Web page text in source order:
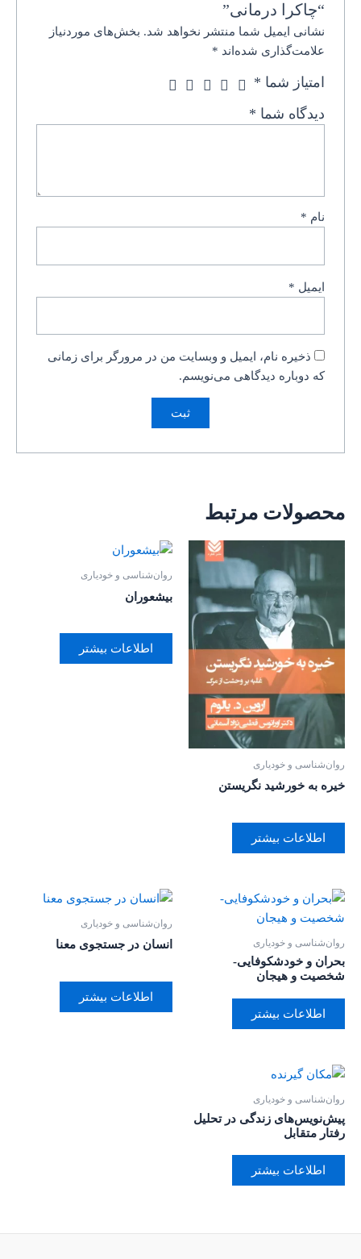
“چاکرا درمانی”
نشانی ایمیل شما منتشر نخواهد شد. بخش‌های موردنیاز
علامت‌گذاری شده‌اند *
امتیاز شما *
دیدگاه شما *
نام *
ایمیل *
ذخیره نام، ایمیل و وبسایت من در مرورگر برای زمانی
که دوباره دیدگاهی می‌نویسم.
محصولات مرتبط
روان‌‌شناسی و خودیاری
خیره به خورشید نگریستن
اطلاعات بیشتر
روان‌‌شناسی و خودیاری
بیشعوران
اطلاعات بیشتر
روان‌‌شناسی و خودیاری
بحران و خودشکوفایی-
شخصیت و هیجان
اطلاعات بیشتر
روان‌‌شناسی و خودیاری
انسان در جستجوی معنا
اطلاعات بیشتر
روان‌‌شناسی و خودیاری
پیش‌نویس‌های زندگی در تحلیل
رفتار متقابل
اطلاعات بیشتر